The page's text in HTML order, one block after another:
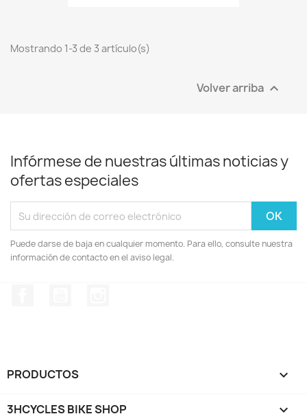
Mostrando 1-3 de 3 artículo(s)
Volver arriba 
Infórmese de nuestras últimas noticias y
ofertas especiales
Puede darse de baja en cualquier momento. Para ello, consulte nuestra
información de contacto en el aviso legal.
PRODUCTOS 
3HCYCLES BIKE SHOP 